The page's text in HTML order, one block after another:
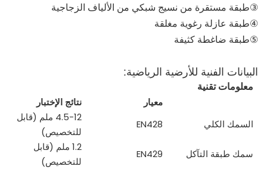
③طبقة مستقرة من نسيج شبكي من الألياف الزجاجية
④طبقة عازلة رغوية مغلقة
⑤طبقة ضاغطة كثيفة
البيانات الفنية للأرضية الرياضية:
معلومات تقنية
معيار
نتائج الإختبار
السمك الكلي
EN428
4.5-12 ملم (قابل
للتخصيص)
سمك طبقة التآكل
EN429
1.2 ملم (قابل
للتخصيص)